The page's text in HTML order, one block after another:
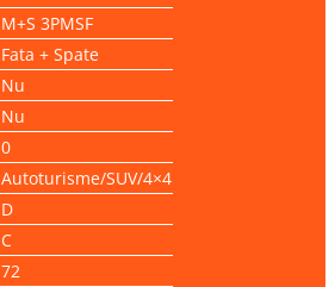
M+S 3PMSF
Fata + Spate
Nu
Nu
0
Autoturisme/SUV/4×4
D
C
72